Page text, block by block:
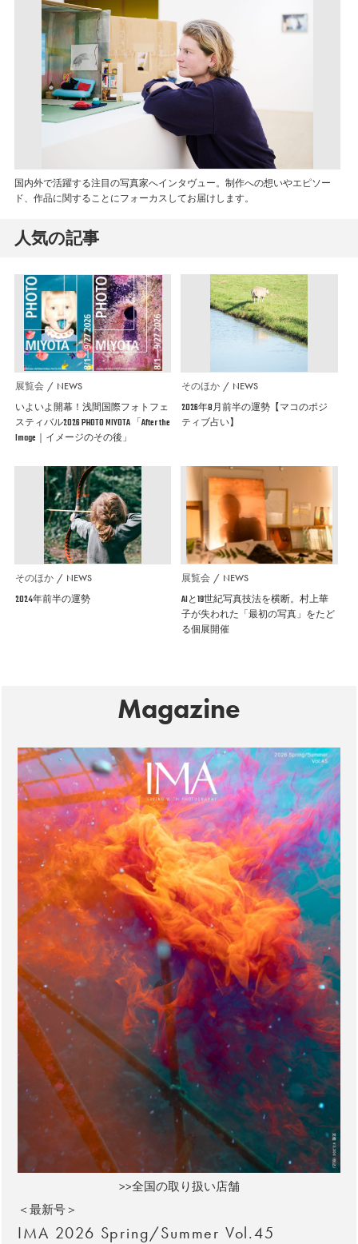
国内外で活躍する注目の写真家へインタヴュー。制作への想いやエピソー
ド、作品に関することにフォーカスしてお届けします。
人気の記事
展覧会 NEWS
いよいよ開幕！浅間国際フォトフェ
スティバル2026 PHOTO MIYOTA 「After the
Image｜イメージのその後」
そのほか NEWS
2026年8月前半の運勢【マコのポジ
ティブ占い】
そのほか NEWS
2024年前半の運勢
展覧会 NEWS
AIと19世紀写真技法を横断。村上華
子が失われた「最初の写真」をたど
る個展開催
Magazine
>>全国の取り扱い店舗
＜最新号＞
IMA 2026 Spring/Summer Vol.45